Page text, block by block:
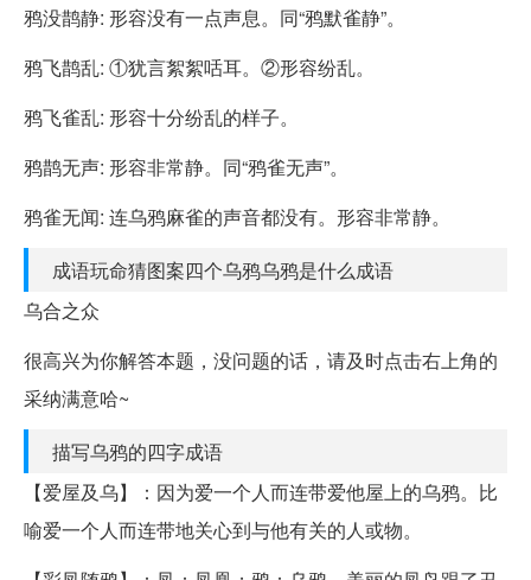
鸦没鹊静: 形容没有一点声息。同“鸦默雀静”。
鸦飞鹊乱: ①犹言絮絮咶耳。②形容纷乱。
鸦飞雀乱: 形容十分纷乱的样子。
鸦鹊无声: 形容非常静。同“鸦雀无声”。
鸦雀无闻: 连乌鸦麻雀的声音都没有。形容非常静。
成语玩命猜图案四个乌鸦乌鸦是什么成语
乌合之众
很高兴为你解答本题，没问题的话，请及时点击右上角的
采纳满意哈~
描写乌鸦的四字成语
【爱屋及乌】：因为爱一个人而连带爱他屋上的乌鸦。比
喻爱一个人而连带地关心到与他有关的人或物。